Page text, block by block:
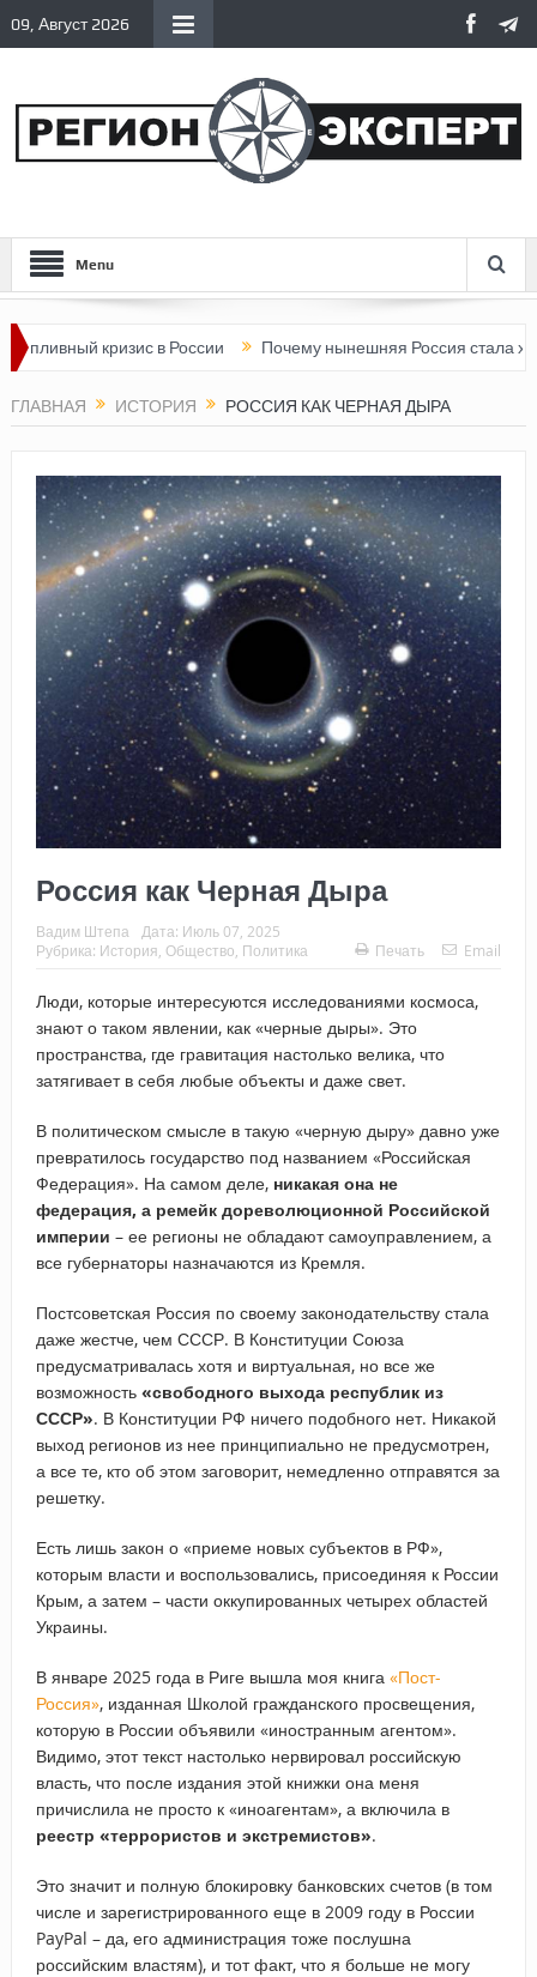
09, Август 2026
Menu
кризис в России Почему нынешняя Россия стала хуже, чем
ГЛАВНАЯ ИСТОРИЯ РОССИЯ КАК ЧЕРНАЯ ДЫРА
Россия как Черная Дыра
Вадим Штепа Дата: Июль 07, 2025
Рубрика: История Общество Политика Печать Email
Люди, которые интересуются исследованиями космоса,
знают о таком явлении, как «черные дыры». Это
пространства, где гравитация настолько велика, что
затягивает в себя любые объекты и даже свет.
В политическом смысле в такую «черную дыру» давно уже
превратилось государство под названием «Российская
Федерация». На самом деле, никакая она не
федерация, а ремейк дореволюционной Российской
империи – ее регионы не обладают самоуправлением, а
все губернаторы назначаются из Кремля.
Постсоветская Россия по своему законодательству стала
даже жестче, чем СССР. В Конституции Союза
предусматривалась хотя и виртуальная, но все же
возможность «свободного выхода республик из
СССР». В Конституции РФ ничего подобного нет. Никакой
выход регионов из нее принципиально не предусмотрен,
а все те, кто об этом заговорит, немедленно отправятся за
решетку.
Есть лишь закон о «приеме новых субъектов в РФ»,
которым власти и воспользовались, присоединяя к России
Крым, а затем – части оккупированных четырех областей
Украины.
В январе 2025 года в Риге вышла моя книга «Пост-
Россия», изданная Школой гражданского просвещения,
которую в России объявили «иностранным агентом».
Видимо, этот текст настолько нервировал российскую
власть, что после издания этой книжки она меня
причислила не просто к «иноагентам», а включила в
реестр «террористов и экстремистов».
Это значит и полную блокировку банковских счетов (в том
числе и зарегистрированного еще в 2009 году в России
PayPal – да, его администрация тоже послушна
российским властям), и тот факт, что я больше не могу